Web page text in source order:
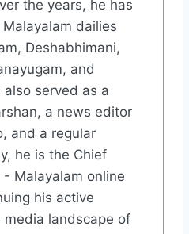
the years, he has
dailies
Deshabhimani,
and
also served as a
a news editor
and a regular
he is the Chief
Malayalam online
his active
landscape of